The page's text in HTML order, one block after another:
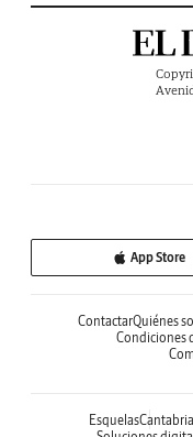
App Store
ContactarQuiénes
Condiciones
Esquelas